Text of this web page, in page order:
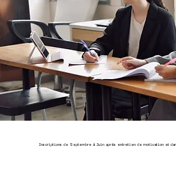
Inscriptions de Septembre à Juin après entretien de motivation et